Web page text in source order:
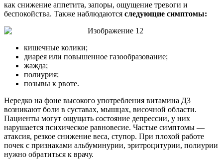
как снижение аппетита, запоры, ощущение тревоги и
беспокойства. Также наблюдаются следующие симптомы:
кишечные колики;
диарея или повышенное газообразование;
жажда;
полиурия;
позывы к рвоте.
Нередко на фоне высокого употребления витамина Д3
возникают боли в суставах, мышцах, височной области.
Пациенты могут ощущать состояние депрессии, у них
нарушается психическое равновесие. Частые симптомы —
атаксия, резкое снижение веса, ступор. При плохой работе
почек с признаками альбуминурии, эритроцитурии, полиурии
нужно обратиться к врачу.